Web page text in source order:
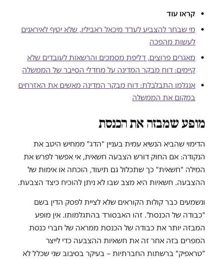
קראו עוד
מי שבחר להצביע לעו״ד מיכאל ראביליו, שלא יטיף לאיראנים
לעשות מהפכה
מאגרים פרוצים, דליפת מסמכים והרשאות לעובדים שלא
קיימים: דוח מבקר המדינה על מחדלי הסייבר של הממשלה
אנגלמן התבלבלת: דוח מבקר המדינה מאשים את האזרחים
במקום את הממשלה
מופע שמבזה את הכנסת
הדימוי שהביא הנשיא עמית בעניין "הדג" ממחיש היטב את
הנקודה: אם החוק דורש הצבעה חשאית, אי אפשר לפרש את
המילה "חשאית" כך שתכלול גם תיעוד, הוכחה או אימות של
ההצבעה. חשאיות היא מצב שבו לא ניתן להוכיח כיצד הצבעת.
ונשמעים כבר קולות הקוראים שלא לציית לפסק הדין בשם
"כבודה של הכנסת". זהו האבסורד בהתגלמותו. אין מופע
המבזה יותר את כבודה של הכנסת ממראה של חברי כנסת
המפרים בזה אחר זה את חשאיות ההצבעה כדי לייצר
"טראפיק" ברשתות החברתיות – בעיקר בסיבוב שני שכלל לא